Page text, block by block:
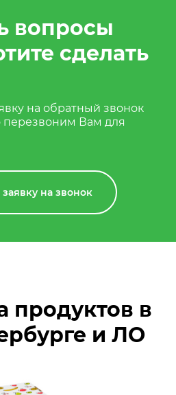
вопросы
сделать
на обратный звонок
перезвоним Вам для
заявку на звонок
продуктов в
и ЛО